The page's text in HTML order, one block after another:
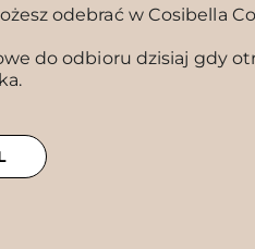
odebrać w Cosibella
do odbioru dzisiaj gdy